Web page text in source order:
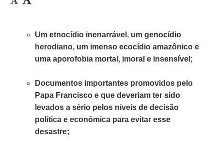
Um etnocídio inenarrável, um genocídio
herodiano, um imenso ecocídio amazônico e
uma aporofobia mortal, imoral e insensível;
Documentos importantes promovidos pelo
Papa Francisco e que deveriam ter sido
levados a sério pelos níveis de decisão
política e econômica para evitar esse
desastre;